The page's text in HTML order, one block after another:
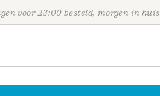
voor 23:00 besteld, morgen in huis